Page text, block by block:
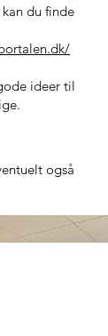
du finde
ideer til
også